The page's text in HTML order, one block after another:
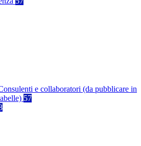
e collaboratori (da pubblicare in
57